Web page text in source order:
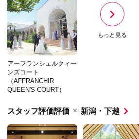
アーフランシェルクィー
ンズコート
（AFFRANCHIR
QUEEN'S COURT）
もっと見る
スタッフ評価評価 × 新潟・下越